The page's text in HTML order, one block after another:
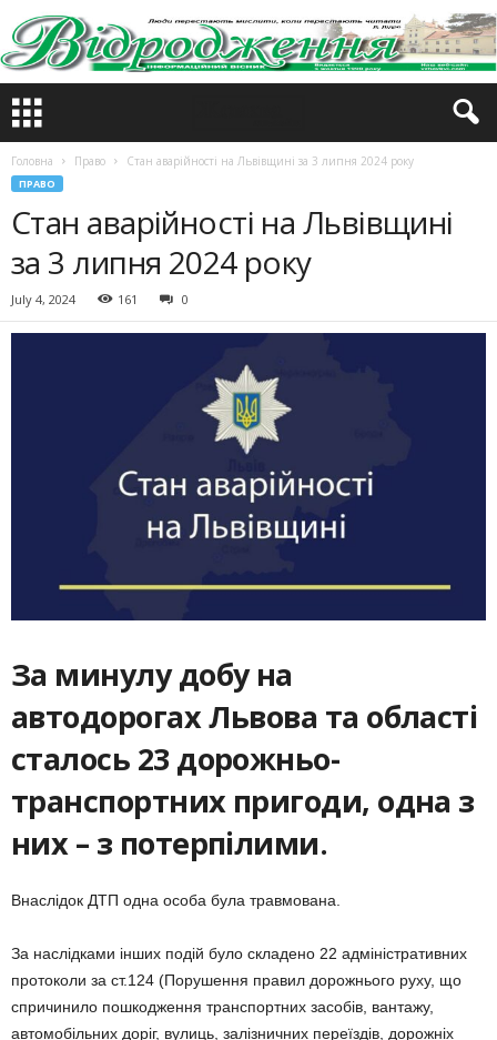
Головна Право Стан аварійності на Львівщині за 3 липня 2024 року
ПРАВО
Стан аварійності на Львівщині
за 3 липня 2024 року
July 4, 2024 161 0
За минулу добу на
автодорогах Львова та області
сталось 23 дорожньо-
транспортних пригоди, одна з
них – з потерпілими.
Внаслідок ДТП одна особа була травмована.
За наслідками інших подій було складено 22 адміністративних
протоколи за ст.124 (Порушення правил дорожнього руху, що
спричинило пошкодження транспортних засобів, вантажу,
автомобільних доріг, вулиць, залізничних переїздів, дорожніх